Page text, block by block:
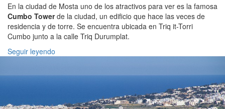
En la ciudad de Mosta uno de los atractivos para ver es la famosa
Cumbo Towerde la ciudad, un edificio que hace las veces de
residencia y de torre. Se encuentra ubicada en Triq it-Torri
Cumbo junto a la calle Triq Durumplat.
Seguir leyendo